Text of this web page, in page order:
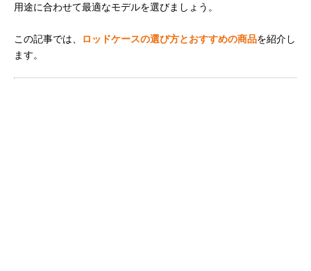
用途に合わせて最適なモデルを選びましょう。
この記事では、 ロッドケースの選び方とおすすめの商品を紹介し
ます。